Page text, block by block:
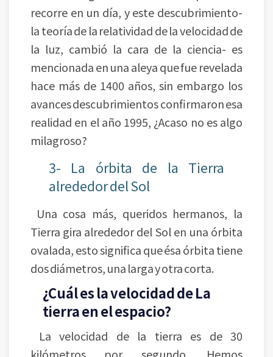
recorre en un día, y este descubrimiento-
la teoría de la relatividad de la velocidad de
la luz, cambió la cara de la ciencia- es
mencionada en una aleya que fue revelada
hace más de 1400 años, sin embargo los
avances descubrimientos confirmaron esa
realidad en el año 1995, ¿Acaso no es algo
milagroso?
3- La órbita de la Tierra
alrededor del Sol
Una cosa más, queridos hermanos, la
Tierra gira alrededor del Sol en una órbita
ovalada, esto significa que ésa órbita tiene
dos diámetros, una larga y otra corta.
¿Cuál es la velocidad de La
tierra en el espacio?
La velocidad de la tierra es de 30